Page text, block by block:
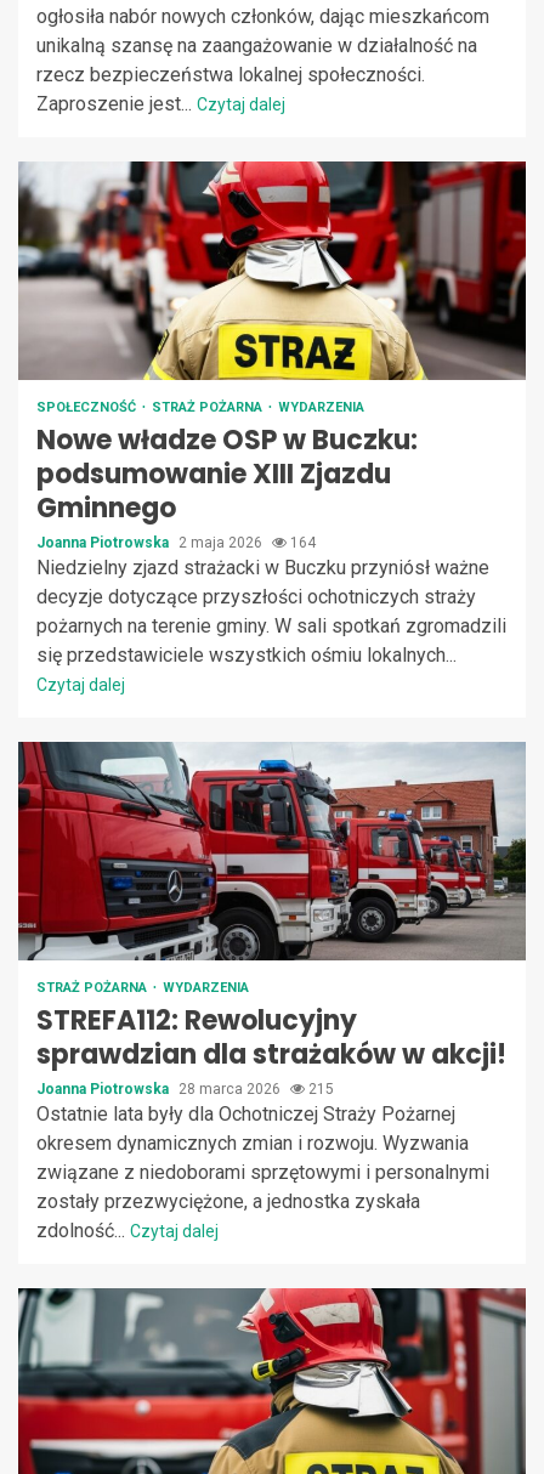
ogłosiła nabór nowych członków, dając mieszkańcom
unikalną szansę na zaangażowanie w działalność na
rzecz bezpieczeństwa lokalnej społeczności.
Zaproszenie jest... Czytaj dalej
SPOŁECZNOŚĆ STRAŻ POŻARNA WYDARZENIA
Nowe władze OSP w Buczku:
podsumowanie XIII Zjazdu
Gminnego
Joanna Piotrowska 2 maja 2026 164
Niedzielny zjazd strażacki w Buczku przyniósł ważne
decyzje dotyczące przyszłości ochotniczych straży
pożarnych na terenie gminy. W sali spotkań zgromadzili
się przedstawiciele wszystkich ośmiu lokalnych...
Czytaj dalej
STRAŻ POŻARNA WYDARZENIA
STREFA112: Rewolucyjny
sprawdzian dla strażaków w akcji!
Joanna Piotrowska 28 marca 2026 215
Ostatnie lata były dla Ochotniczej Straży Pożarnej
okresem dynamicznych zmian i rozwoju. Wyzwania
związane z niedoborami sprzętowymi i personalnymi
zostały przezwyciężone, a jednostka zyskała
zdolność... Czytaj dalej